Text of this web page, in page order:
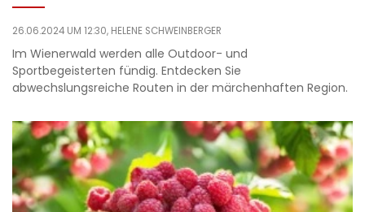
26.06.2024 UM 12:30, HELENE SCHWEINBERGER
Im Wienerwald werden alle Outdoor- und
Sportbegeisterten fündig. Entdecken Sie
abwechslungsreiche Routen in der märchenhaften Region.